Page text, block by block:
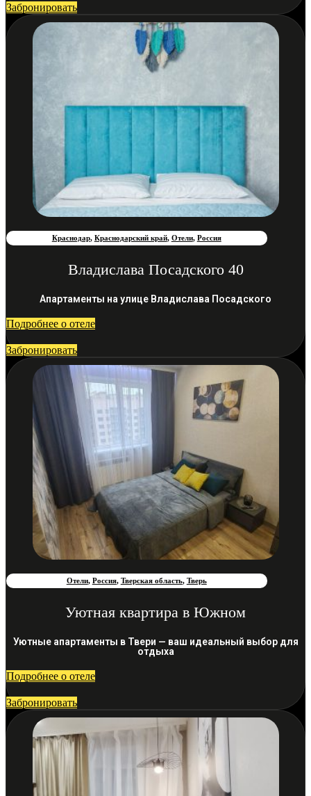
Забронировать
Краснодар, Краснодарский край, Отели, Россия
Владислава Посадского 40
Апартаменты на улице Владислава Посадского
Подробнее о отеле
Забронировать
Отели, Россия, Тверская область, Тверь
Уютная квартира в Южном
Уютные апартаменты в Твери — ваш идеальный выбор для
отдыха
Подробнее о отеле
Забронировать